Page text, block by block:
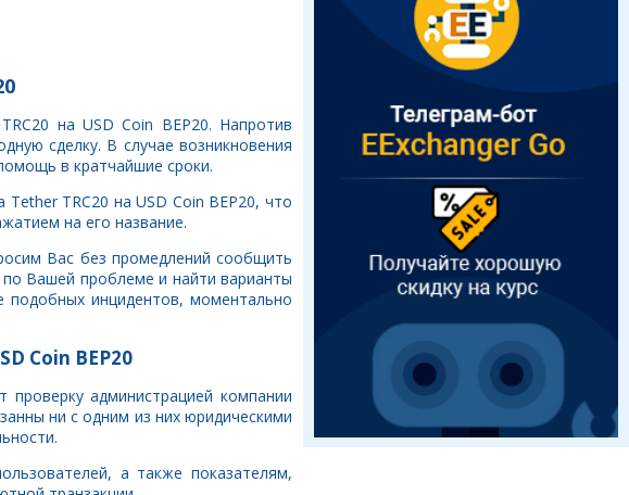
на USD Coin BEP20. Напротив
сделку. В случае возникновения
в кратчайшие сроки.
TRC20 на USD Coin BEP20, что
на его название.
Вас без промедлений сообщить
Вашей проблеме и найти варианты
инцидентов, моментально
Coin BEP20
администрацией компании
ни с одним из них юридическими
а также показателям,